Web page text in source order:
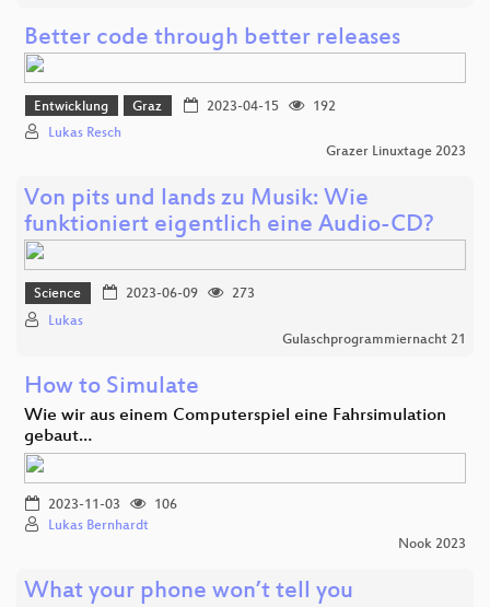
Better code through better releases
Entwicklung Graz 2023-04-15
192
Lukas Resch
Grazer Linuxtage 2023
Von pits und lands zu Musik: Wie
funktioniert eigentlich eine Audio-CD?
Science 2023-06-09
273
Lukas
Gulaschprogrammiernacht 21
How to Simulate
Wie wir aus einem Computerspiel eine Fahrsimulation
gebaut…
2023-11-03
106
Lukas Bernhardt
Nook 2023
What your phone won’t tell you